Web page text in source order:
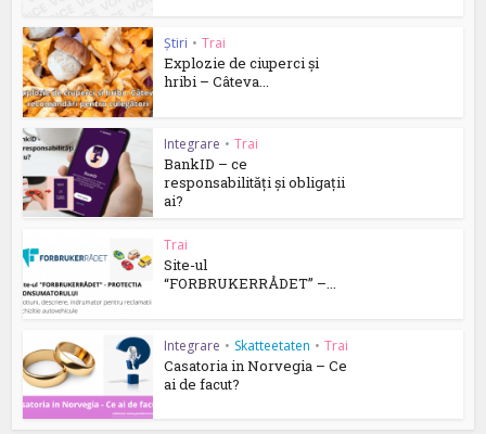
Știri • Trai
Explozie de ciuperci și
hribi – Câteva...
Integrare • Trai
BankID – ce
responsabilități și obligații
ai?
Trai
Site-ul
“FORBRUKERRÅDET” –...
Integrare • Skatteetaten • Trai
Casatoria in Norvegia – Ce
ai de facut?